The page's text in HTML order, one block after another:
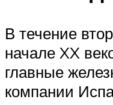
В течение
начале XX
главные
компании